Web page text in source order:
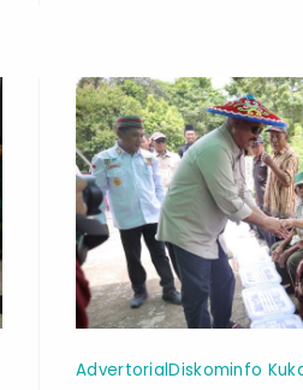
AdvertorialDiskominfo